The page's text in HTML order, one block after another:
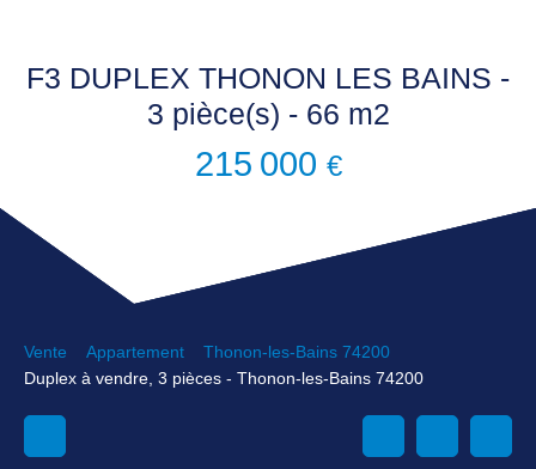
F3 DUPLEX THONON LES BAINS -
3 pièce(s) - 66 m2
215 000 €
Vente Appartement
Thonon-les-Bains 74200
Duplex à vendre, 3 pièces - Thonon-les-Bains 74200